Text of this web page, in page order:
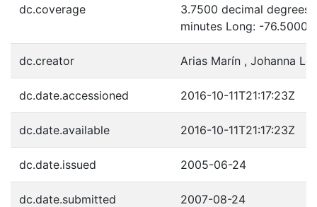
dc.coverage
3.7500 decimal degrees
minutes Long: -76.5000
dc.creator Arias Marín , Johanna
dc.date.accessioned 2016-10-11T21:17:23Z
dc.date.available 2016-10-11T21:17:23Z
dc.date.issued 2005-06-24
dc.date.submitted 2007-08-24